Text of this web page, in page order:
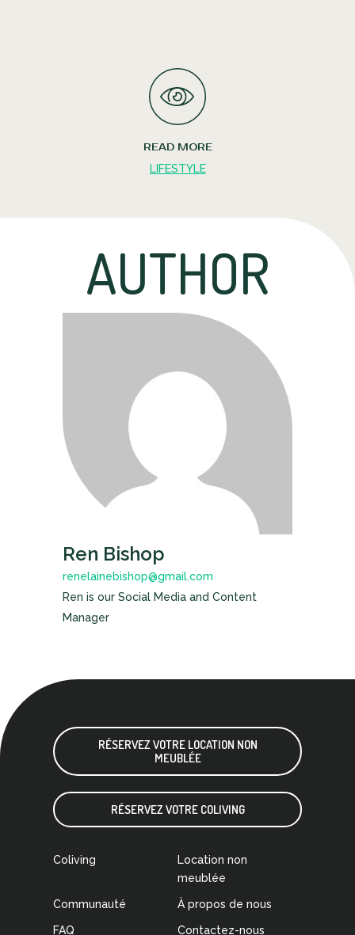
READ MORE
LIFESTYLE
AUTHOR
Ren Bishop
renelainebishop@gmail.com
Ren is our Social Media and Content
Manager
RÉSERVEZ VOTRE LOCATION NON
MEUBLÉE
RÉSERVEZ VOTRE COLIVING
Coliving
Location non
meublée
Communauté À propos de nous
FAQ Contactez-nous